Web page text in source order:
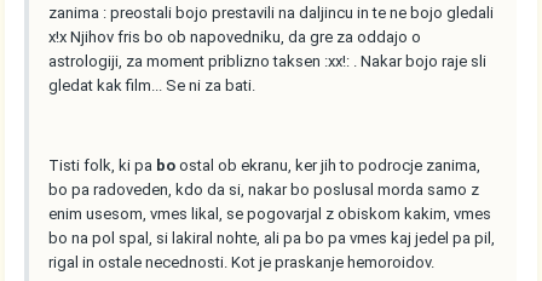
zanima : preostali bojo prestavili na daljincu in te ne bojo gledali
x!x Njihov fris bo ob napovedniku, da gre za oddajo o
astrologiji, za moment priblizno taksen :xx!: . Nakar bojo raje sli
gledat kak film... Se ni za bati.
Tisti folk, ki pa boostal ob ekranu, ker jih to podrocje zanima,
bo pa radoveden, kdo da si, nakar bo poslusal morda samo z
enim usesom, vmes likal, se pogovarjal z obiskom kakim, vmes
bo na pol spal, si lakiral nohte, ali pa bo pa vmes kaj jedel pa pil,
rigal in ostale necednosti. Kot je praskanje hemoroidov.